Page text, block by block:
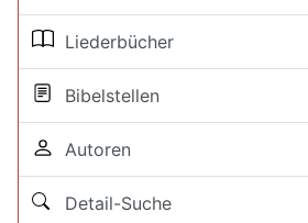
Liederbücher
Bibelstellen
Autoren
Detail-Suche